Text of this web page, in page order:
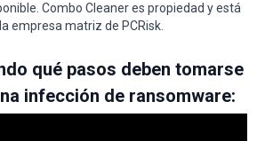
Combo Cleaner es propiedad y está
empresa matriz de PCRisk.
qué pasos deben tomarse
infección de ransomware: